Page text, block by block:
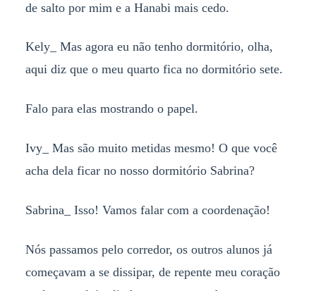
de salto por mim e a Hanabi mais cedo.
Kely_ Mas agora eu não tenho dormitório, olha,
aqui diz que o meu quarto fica no dormitório sete.
Falo para elas mostrando o papel.
Ivy_ Mas são muito metidas mesmo! O que você
acha dela ficar no nosso dormitório Sabrina?
Sabrina_ Isso! Vamos falar com a coordenação!
Nós passamos pelo corredor, os outros alunos já
começavam a se dissipar, de repente meu coração